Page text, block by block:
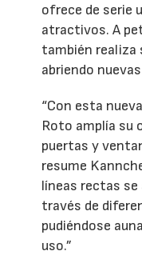
ofrece de serie
atractivos. A
también realiza
abriendo
“Con esta
Roto amplía su
puertas y
resume
líneas rectas
través de
pudiéndose
uso.”